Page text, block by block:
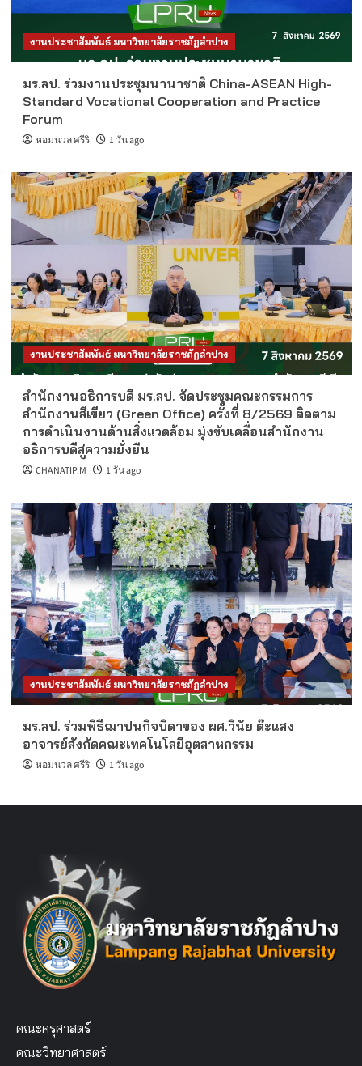
งานประชาสัมพันธ์ มหาวิทยาลัยราชภัฏลำปาง
มร.ลป. ร่วมงานประชุมนานาชาติ China-ASEAN High-
Standard Vocational Cooperation and Practice
Forum
หอมนวล ศรีริ 1 วัน ago
งานประชาสัมพันธ์ มหาวิทยาลัยราชภัฏลำปาง
สำนักงานอธิการบดี มร.ลป. จัดประชุมคณะกรรมการ
สำนักงานสีเขียว (Green Office) ครั้งที่ 8/2569 ติดตาม
การดำเนินงานด้านสิ่งแวดล้อม มุ่งขับเคลื่อนสำนักงาน
อธิการบดีสู่ความยั่งยืน
CHANATIP.M 1 วัน ago
งานประชาสัมพันธ์ มหาวิทยาลัยราชภัฏลำปาง
มร.ลป. ร่วมพิธีฌาปนกิจบิดาของ ผศ.วินัย ต๊ะแสง
อาจารย์สังกัดคณะเทคโนโลยีอุตสาหกรรม
หอมนวล ศรีริ 1 วัน ago
คณะครุศาสตร์
คณะวิทยาศาสตร์